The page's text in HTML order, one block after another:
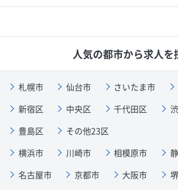
人気の都市から求人を
札幌市 仙台市 さいたま市
新宿区
中央区 千代田区
豊島区
その他23区
横浜市
川崎市 相模原市
名古屋市
京都市 大阪市